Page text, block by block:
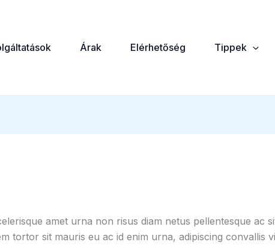
Árak Elérhetőség Tippek
amet urna non risus diam netus pellentesque ac
tortor sit mauris eu ac id enim urna, adipiscing convallis